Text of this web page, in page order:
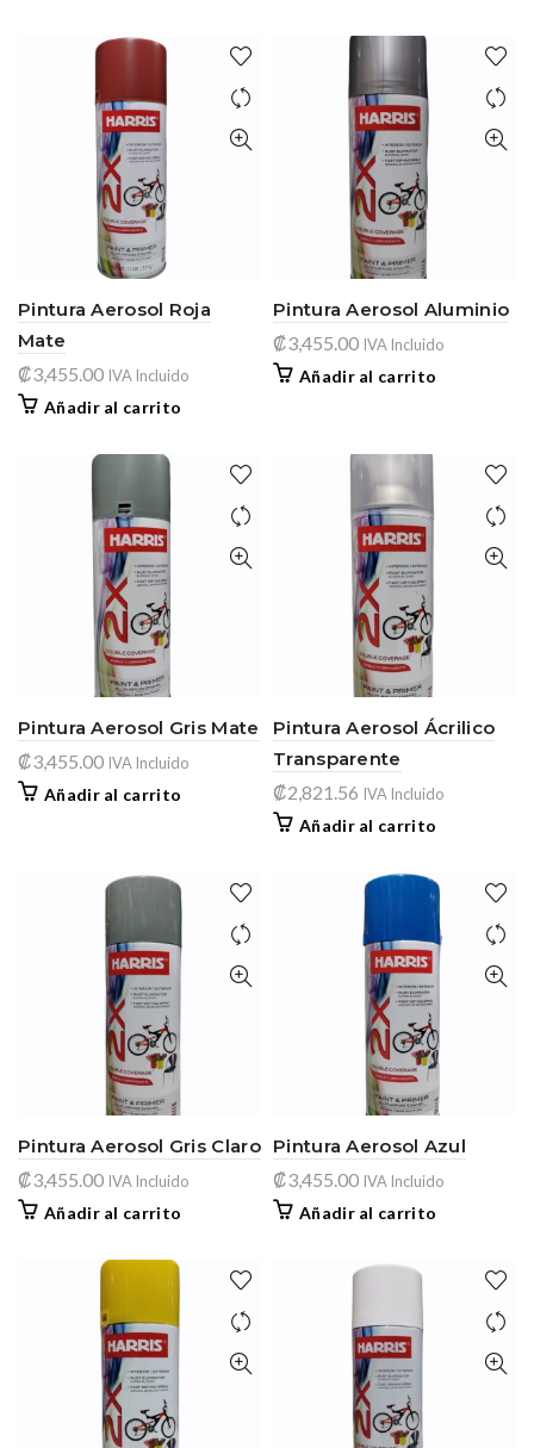
Pintura Aerosol Roja
Mate
₡3,455.00 IVA Incluido
Añadir al carrito
Pintura Aerosol Aluminio
₡3,455.00 IVA Incluido
Añadir al carrito
Pintura Aerosol Gris Mate
₡3,455.00 IVA Incluido
Añadir al carrito
Pintura Aerosol Ácrilico
Transparente
₡2,821.56 IVA Incluido
Añadir al carrito
Pintura Aerosol Gris Claro
₡3,455.00 IVA Incluido
Añadir al carrito
Pintura Aerosol Azul
₡3,455.00 IVA Incluido
Añadir al carrito